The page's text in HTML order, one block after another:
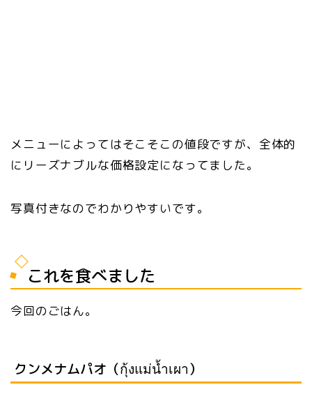
メニューによってはそこそこの値段ですが、全体的
にリーズナブルな価格設定になってました。
写真付きなのでわかりやすいです。
これを食べました
今回のごはん。
クンメナムパオ（กุ้งแม่น้ำเผา）